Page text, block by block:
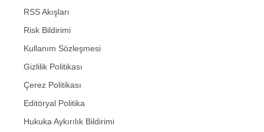
RSS Akışları
Risk Bildirimi
Kullanım Sözleşmesi
Gizlilik Politikası
Çerez Politikası
Editöryal Politika
Hukuka Aykırılık Bildirimi